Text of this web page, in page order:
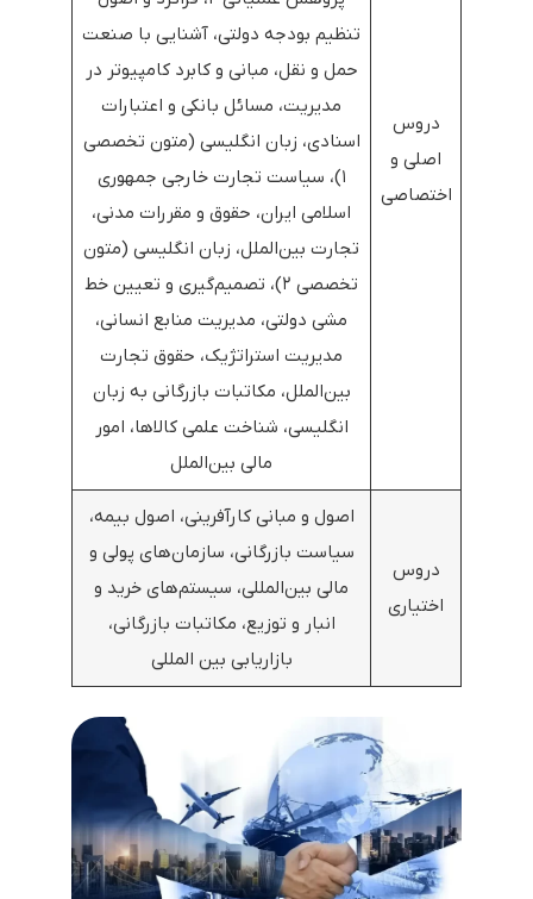
دروس
اصلی و
اختصاصی
تنظیم بودجه دولتی، آشنایی با صنعت
حمل و نقل، مبانی و کابرد کامپیوتر در
مدیریت، مسائل بانکی و اعتبارات
اسنادی، زبان انگلیسی (متون تخصصی
۱)، سیاست تجارت خارجی جمهوری
اسلامی ایران، حقوق و مقررات مدنی،
تجارت بین‌الملل، زبان انگلیسی (متون
تخصصی ۲)، تصمیم‌گیری و تعیین خط
مشی دولتی، مدیریت منابع انسانی،
مدیریت استراتژیک، حقوق تجارت
بین‌الملل، مکاتبات بازرگانی به زبان
انگلیسی، شناخت علمی کالاها، امور
مالی بین‌الملل
دروس
اختیاری
اصول و مبانی کارآفرینی، اصول بیمه،
سیاست بازرگانی، سازمان‌های پولی و
مالی بین‌المللی، سیستم‌های خرید و
انبار و توزیع، مکاتبات بازرگانی،
بازاریابی بین المللی